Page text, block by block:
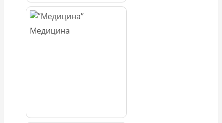
Медицина